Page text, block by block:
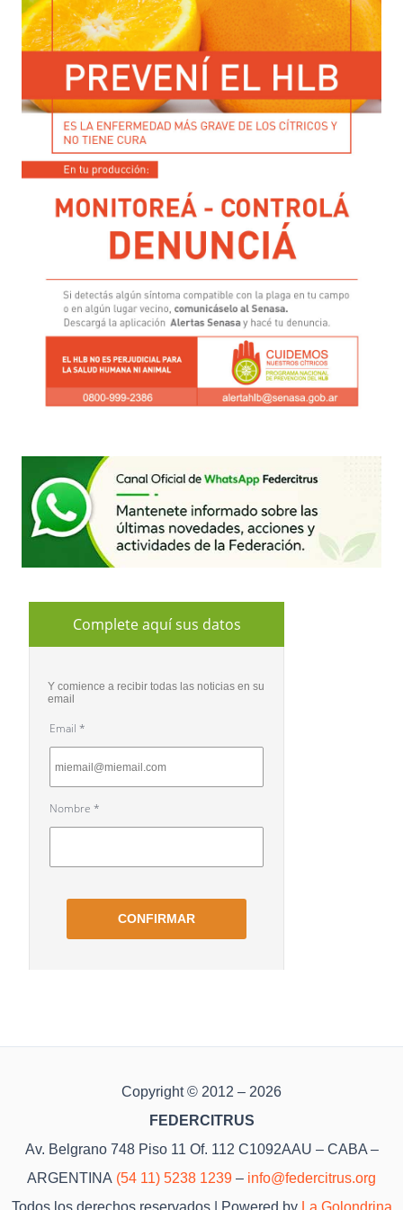
Copyright © 2012 – 2026
FEDERCITRUS
Av. Belgrano 748 Piso 11 Of. 112 C1092AAU – CABA –
ARGENTINA (54 11) 5238 1239 – info@federcitrus.org
Todos los derechos reservados | Powered by
La Golondrina